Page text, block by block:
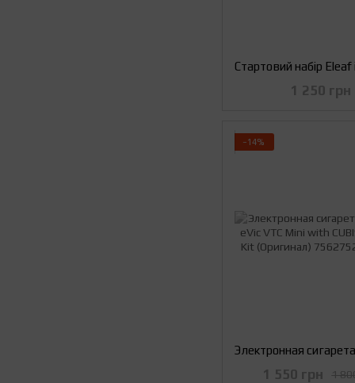
1 250 грн
−14%
1
1 550 грн